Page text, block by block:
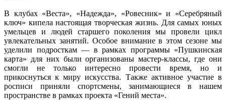
В клубах «Веста», «Надежда», «Ровесник» и «Серебряный
ключ» кипела настоящая творческая жизнь. Для самых юных
умельцев и людей старшего поколения мы провели цикл
увлекательных занятий. Особое внимание в этом сезоне мы
уделили подросткам — в рамках программы «Пушкинская
карта» для них были организованы мастер-классы, где они
смогли не только интересно провести время, но и
прикоснуться к миру искусства. Также активное участие в
росписи приняли спортсмены, занимающиеся в нашем
пространстве в рамках проекта «Гений места».